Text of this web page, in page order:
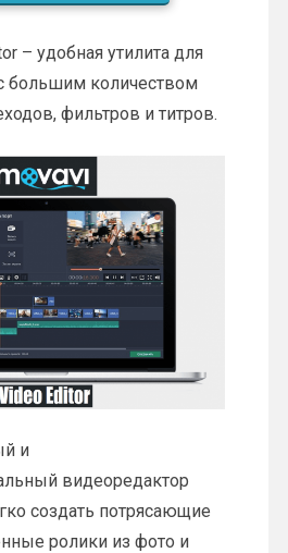
– удобная утилита для
большим количеством
фильтров и титров.
и
видеоредактор
создать потрясающие
ролики из фото и